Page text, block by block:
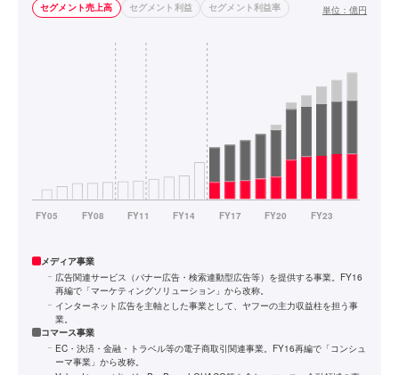
セグメント売上高 セグメント利益 セグメント利益率 単位： 億円
メディア事業
広告関連サービス（バナー広告・検索連動型広告等）を提供する事業。FY16
再編で「マーケティングソリューション」から改称。
インターネット広告を主軸とした事業として、ヤフーの主力収益柱を担う事
業。
コマース事業
EC・決済・金融・トラベル等の電子商取引関連事業。FY16再編で「コンシュ
ーマ事業」から改称。